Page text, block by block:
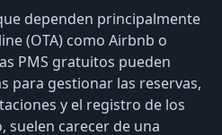
dependen principalmente
(OTA) como Airbnb o
PMS gratuitos pueden
para gestionar las reservas,
y el registro de los
suelen carecer de una